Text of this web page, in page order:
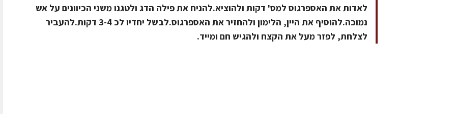
לאדות את האספרגוס למס' דקות ולהוציא.להניח את פילה הדג ולטגנו משני הכיוונים על אש
נמוכה.להוסיף את היין, הלימון ולהחזיר את האספרגוס.לבשל יחדיו לכ 3-4 דקות.להעביר
לצלחת, לפזר מעל את הקצח ולהגיש חם ומייד.